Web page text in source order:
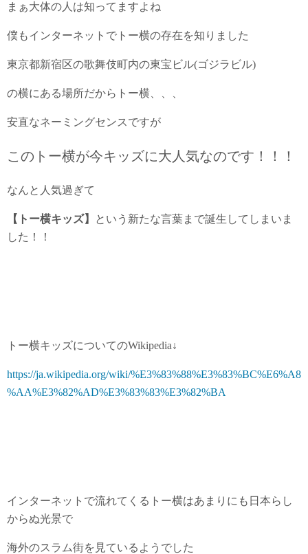
まぁ大体の人は知ってますよね
僕もインターネットでトー横の存在を知りました
東京都新宿区の歌舞伎町内の東宝ビル(ゴジラビル)
の横にある場所だからトー横、、、
安直なネーミングセンスですが
このトー横が今キッズに大人気なのです！！！
なんと人気過ぎて
【トー横キッズ】
という新たな言葉まで誕生してしまいま
した！！
トー横キッズについてのWikipedia↓
https://ja.wikipedia.org/wiki/%E3%83%88%E3%83%BC%E6%A8
%AA%E3%82%AD%E3%83%83%E3%82%BA
インターネットで流れてくるトー横はあまりにも日本らし
からぬ光景で
海外のスラム街を見ているようでした